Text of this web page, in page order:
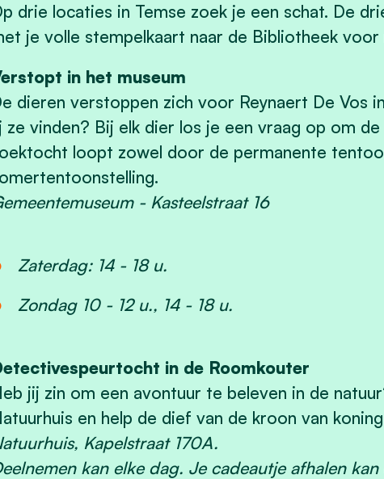
drie locaties in Temse zoek je een schat. De
je volle stempelkaart naar de Bibliotheek voor
in het museum
dieren verstoppen zich voor Reynaert De Vos
ze vinden? Bij elk dier los je een vraag op om
loopt zowel door de permanente
- Kasteelstraat 16
Zaterdag: 14 - 18 u.
Zondag 10 - 12 u., 14 - 18 u.
in de Roomkouter
jij zin om een avontuur te beleven in de
en help de dief van de kroon van
Kapelstraat 170A.
kan elke dag. Je cadeautje afhalen